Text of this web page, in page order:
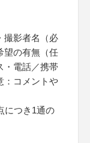
撮影者名（必
望の有無（任
・電話／携帯
：コメントや
につき1通の